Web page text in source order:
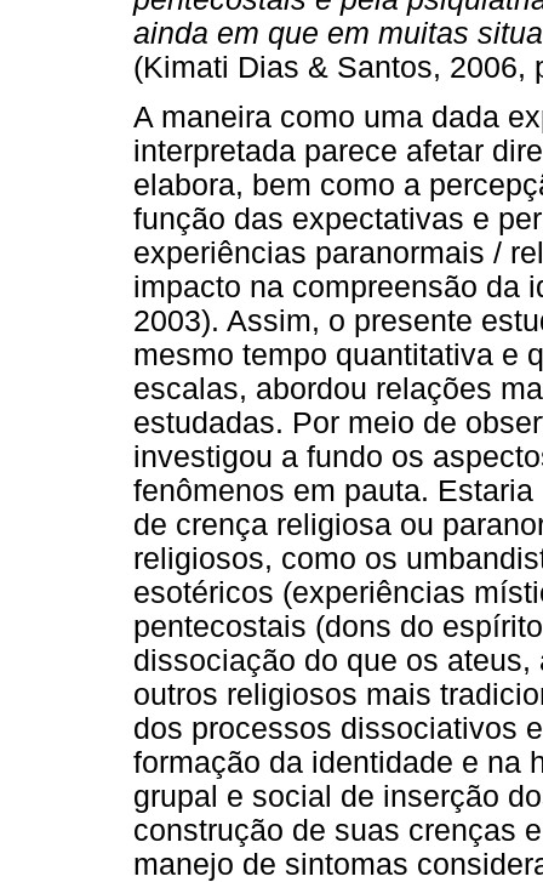
ainda em que em muitas
(Kimati Dias & Santos, 2006,
A maneira como uma dada
interpretada parece afetar
elabora, bem como a
função das expectativas e
experiências paranormais /
impacto na compreensão da
2003). Assim, o presente
mesmo tempo quantitativa e
escalas, abordou relações
estudadas. Por meio de
investigou a fundo os
fenômenos em pauta.
de crença religiosa ou
religiosos, como os
esotéricos (experiências
pentecostais (dons do
dissociação do que os
outros religiosos mais
dos processos dissociativos
formação da identidade e na
grupal e social de inserção
construção de suas crenças
manejo de sintomas